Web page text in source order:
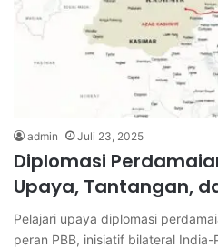
admin Juli 23, 2025
Diplomasi
Upaya, Tantangan,
Pelajari upaya diplomasi
peran PBB, inisiatif bilateral